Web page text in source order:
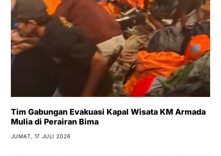
Tim Gabungan Evakuasi Kapal Wisata KM Armada
Mulia di Perairan Bima
JUMAT, 17 JULI 2026